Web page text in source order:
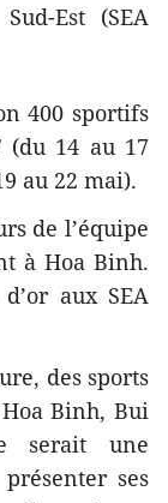
Est (SEA
400 sportifs
(du 14 au 17
au 22 mai).
de l’équipe
à Hoa Binh.
aux SEA
des sports
Binh, Bui
serait une
ses